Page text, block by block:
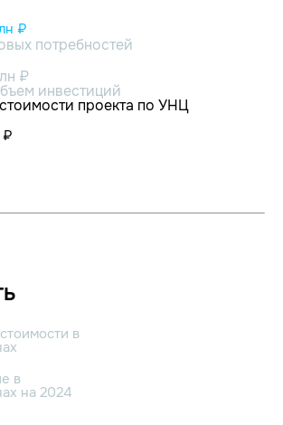
₽
потребностей
₽
инвестиций
проекта по УНЦ
₽
в
в
на 2024